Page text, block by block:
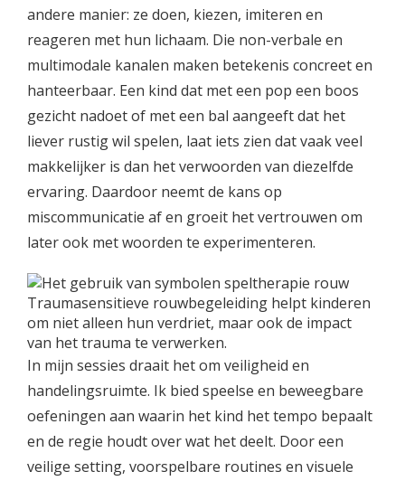
andere manier: ze doen, kiezen, imiteren en
reageren met hun lichaam. Die non-verbale en
multimodale kanalen maken betekenis concreet en
hanteerbaar. Een kind dat met een pop een boos
gezicht nadoet of met een bal aangeeft dat het
liever rustig wil spelen, laat iets zien dat vaak veel
makkelijker is dan het verwoorden van diezelfde
ervaring. Daardoor neemt de kans op
miscommunicatie af en groeit het vertrouwen om
later ook met woorden te experimenteren.
In mijn sessies draait het om veiligheid en
handelingsruimte. Ik bied speelse en beweegbare
oefeningen aan waarin het kind het tempo bepaalt
en de regie houdt over wat het deelt. Door een
veilige setting, voorspelbare routines en visuele